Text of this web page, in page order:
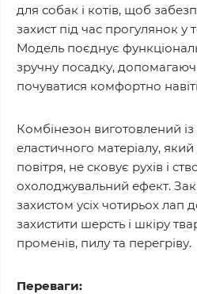
для собак і котів, щоб
захист під час прогулянок у
Модель поєднує
зручну посадку,
почуватися комфортно
Комбінезон виготовлений
еластичного матеріалу,
повітря, не сковує рухів і
охолоджувальний ефект.
захистом усіх чотирьох лап
захистити шерсть і шкіру
променів, пилу та перегріву.
Переваги: